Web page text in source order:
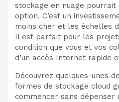
stockage en nuage
option. C’est un
moins cher et les échelles
Il est parfait pour les
condition que vous et vos
d’un accès Internet rapide
Découvrez quelques-unes
formes de stockage cloud
commencer sans dépenser